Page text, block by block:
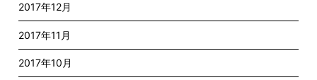
2017年12月
2017年11月
2017年10月